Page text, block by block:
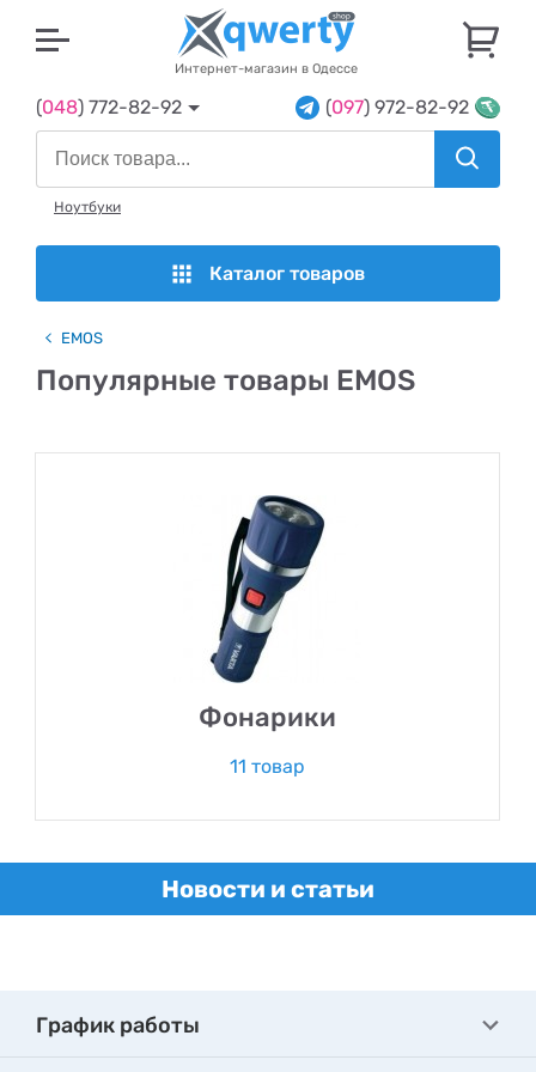
Интернет-магазин в Одессе
(048) 772-82-92 (097) 972-82-92
Ноутбуки
Каталог товаров
EMOS
Популярные товары EMOS
Фонарики
11 товар
Новости и статьи
График работы